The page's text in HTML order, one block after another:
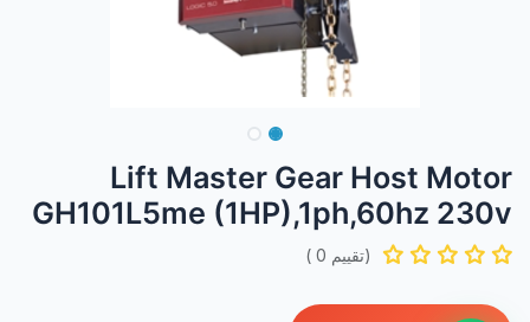
Lift Master Gear Host Motor
GH101L5me (1HP),1ph,60hz 230v
(تقييم 0 )